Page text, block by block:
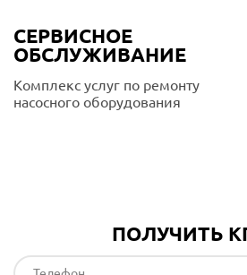
СЕРВИСНОЕ
ОБСЛУЖИВАНИЕ
Комплекс услуг по ремонту
насосного оборудования
ПОЛУЧИТЬ